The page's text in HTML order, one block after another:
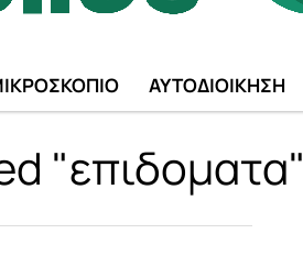
ΑΥΤΟΔΙΟΙΚΗΣΗ
"επιδοματα"